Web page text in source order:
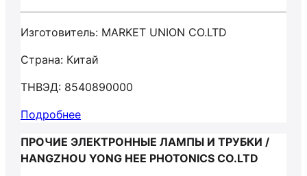
Изготовитель: MARKET UNION CO.LTD
Страна: Китай
ТНВЭД: 8540890000
Подробнее
ПРОЧИЕ ЭЛЕКТРОННЫЕ ЛАМПЫ И ТРУБКИ /
HANGZHOU YONG HEE PHOTONICS CO.LTD